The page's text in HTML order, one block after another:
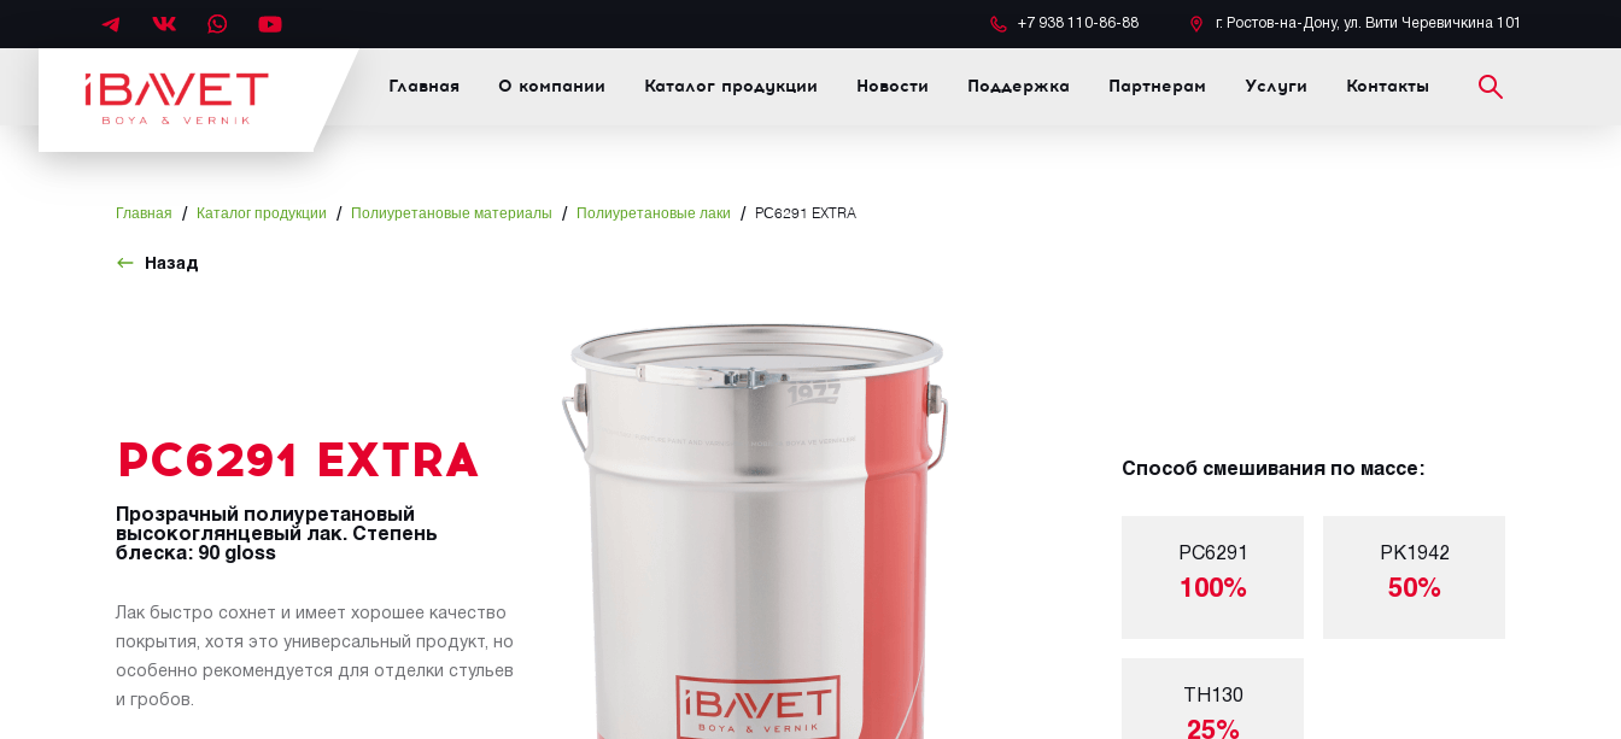
+7 938 110-86-88 г. Ростов-на-Дону, ул. Вити Черевичкина 101
Главная О компании Каталог продукции Новости Поддержка Партнерам Услуги Контакты
Главная / Каталог продукции / Полиуретановые материалы / Полиуретановые лаки / PС6291 EXTRA
Назад
PС6291 EXTRA
Прозрачный полиуретановый
высокоглянцевый лак. Степень
блеска: 90 gloss
Лак быстро сохнет и имеет хорошее качество
покрытия, хотя это универсальный продукт, но
особенно рекомендуется для отделки стульев
и гробов.
Способ смешивания по массе:
PC6291
100%
PK1942
50%
TH130
25%